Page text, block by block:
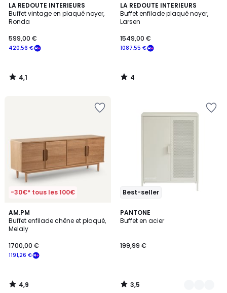
LA REDOUTE INTERIEURS
Buffet vintage en plaqué noyer,
Ronda
€
souscrivez
notre
programme
420,56
420,56 €
599,00 €
4,1
/ 5
4,1
/
LA REDOUTE INTERIEURS
Buffet enfilade plaqué noyer,
Larsen
1087,55 €
1549,00 €
4
/
5
4
/
-30€* tous les 100€
AM.PM
Buffet enfilade chêne et plaqué,
Melaly
1191,26 €
1700,00 €
4,9
/ 5
4,9
/
Best-seller
PANTONE
Buffet en acier
199,99 €
3,5
/ 5
8
Couleurs
3,5
/